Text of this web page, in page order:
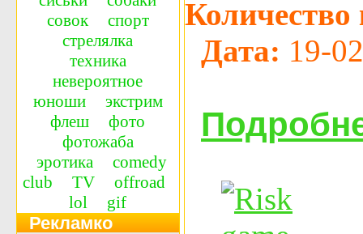
совок
спорт
стрелялка
техника
невероятное
юноши
экстрим
флеш
фото
фотожаба
эротика
сomedy
сlub
TV
offroad
lol
gif
Рекламко
Количество
Дата: 19-